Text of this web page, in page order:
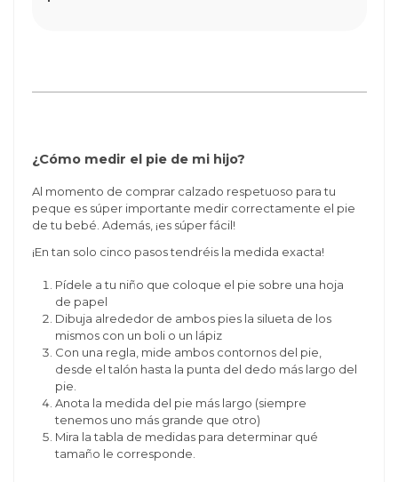
¿Cómo medir el pie de mi hijo?
Al momento de comprar calzado respetuoso para tu
peque es súper importante medir correctamente el pie
de tu bebé. Además, ¡es súper fácil!
¡En tan solo cinco pasos tendréis la medida exacta!
Pídele a tu niño que coloque el pie sobre una hoja
de papel
Dibuja alrededor de ambos pies la silueta de los
mismos con un boli o un lápiz
Con una regla, mide ambos contornos del pie,
desde el talón hasta la punta del dedo más largo del
pie.
Anota la medida del pie más largo (siempre
tenemos uno más grande que otro)
Mira la tabla de medidas para determinar qué
tamaño le corresponde.